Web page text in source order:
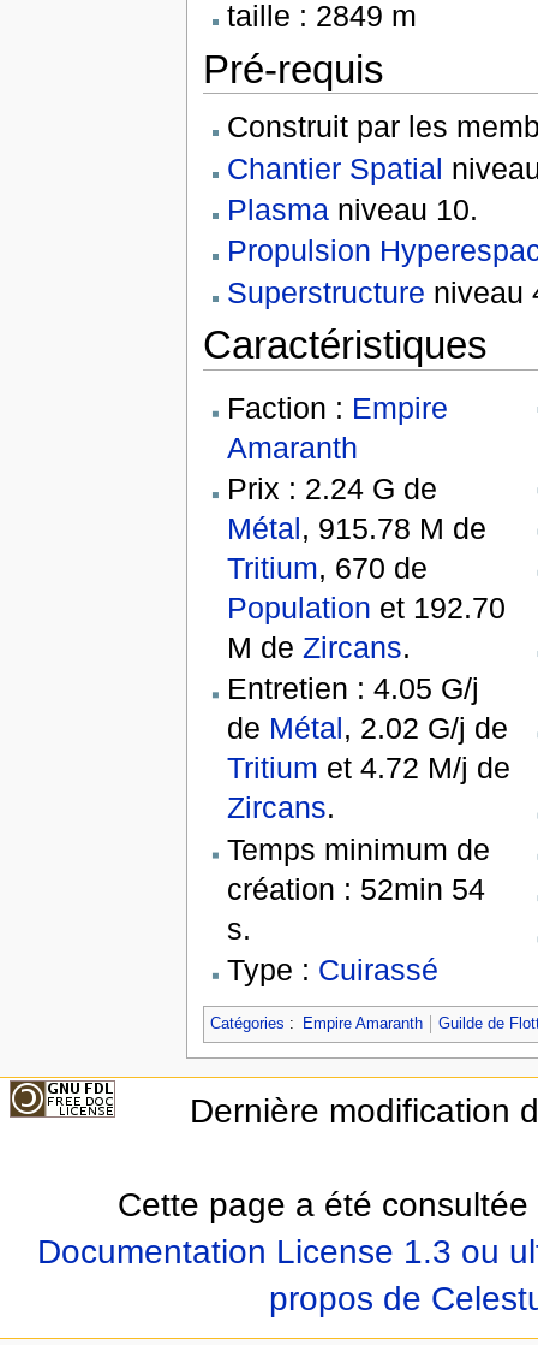
taille : 2849 m
Pré-requis
Construit par les
Chantier Spatial
Plasmaniveau 10.
Propulsion
Superstructure niveau
Caractéristiques
Faction : Empire
Amaranth
Prix : 2.24 G de
Métal
, 915.78 M de
Tritium , 670 de
Population et 192.70
M de Zircans.
Entretien : 4.05 G/j
de Métal, 2.02 G/j de
Tritium et 4.72 M/j de
Zircans.
Temps minimum de
création : 52min 54
s.
Type : Cuirassé
Catégories : Empire Amaranth Guilde de
Dernière modification
Cette page a été
Documentation License 1.3 ou
propos de